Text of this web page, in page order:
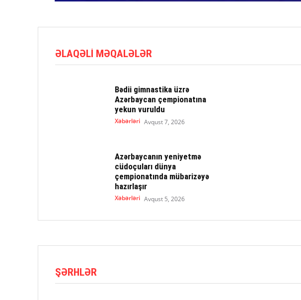
ƏLAQƏLI MƏQALƏLƏR
Bədii gimnastika üzrə
Azərbaycan çempionatına
yekun vuruldu
Xəbərləri Avqust 7, 2026
Azərbaycanın yeniyetmə
cüdoçuları dünya
çempionatında mübarizəyə
hazırlaşır
Xəbərləri Avqust 5, 2026
ŞƏRHLƏR